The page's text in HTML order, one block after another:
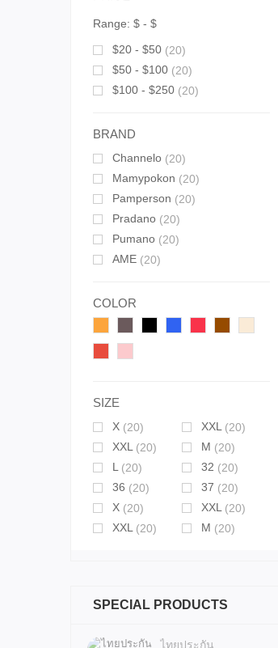
Range: $ - $
$20 - $50 (20)
$50 - $100 (20)
$100 - $250 (20)
BRAND
Channelo (20)
Mamypokon (20)
Pamperson (20)
Pradano (20)
Pumano (20)
AME (20)
COLOR
SIZE
X (20) XXL (20)
XXL (20) M (20)
L (20) 32 (20)
36 (20) 37 (20)
X (20) XXL (20)
XXL (20) M (20)
SPECIAL PRODUCTS
ไทยประกัน